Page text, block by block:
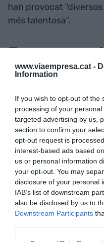
www.viaempresa.cat -
Information
If you wish to opt-out of the
processing of your
targeted advertising by us,
section to confirm your
opt-out request is
interest-based ads based
us or personal information
your opt-out. You may
disclosure of your personal
IAB’s list of downstream
also be disclosed by us to
Downstream Participants
han provocat
més talentosa”.
Europa, un
10'
La resta del top-10
destacada de països
segueix en quarta
valoració creditícia,
crèdit i tipus
Àrabs Units i el
setens a escala
valoració creditícia,
solucions a la
l’Aràbia Saudita es
desena posició amb